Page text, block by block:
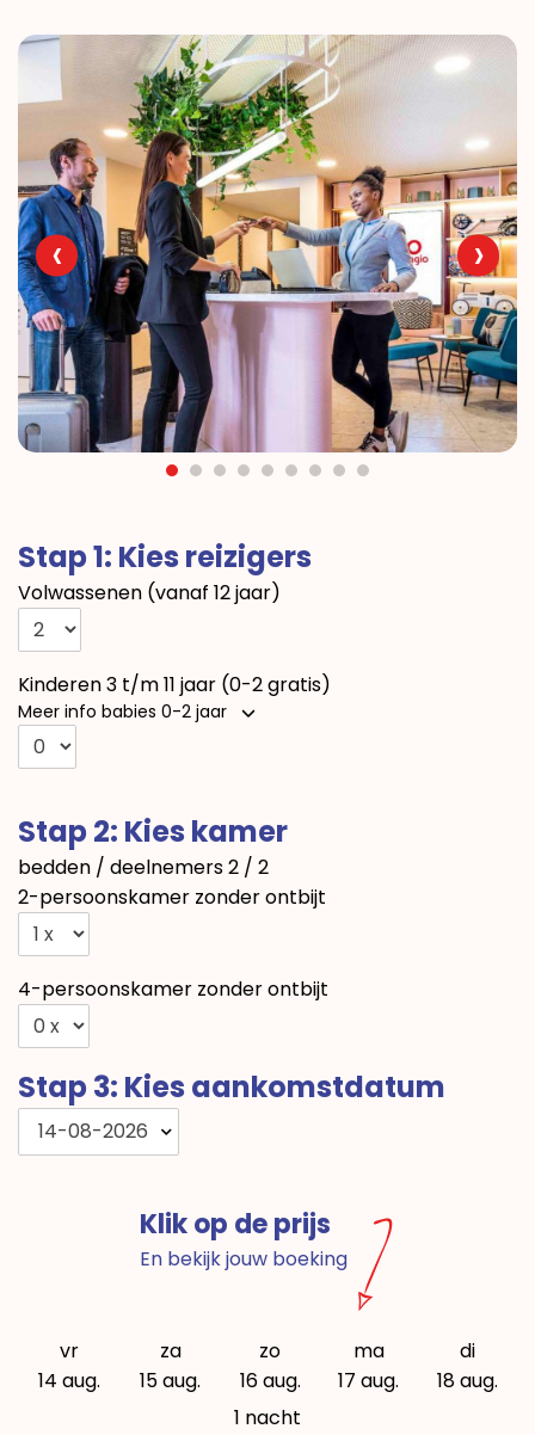
‹ ›
Stap 1: Kies reizigers
Volwassenen (vanaf 12 jaar)
Kinderen 3 t/m 11 jaar (0-2 gratis)
Meer info babies 0-2 jaar
Stap 2: Kies kamer
bedden / deelnemers2 / 2
2-persoonskamer zonder ontbijt
4-persoonskamer zonder ontbijt
Stap 3: Kies aankomstdatum
14-08-2026
Klik op de prijs
En bekijk jouw boeking
vr
14 aug.
za
15 aug.
zo
16 aug.
ma
17 aug.
di
18 aug.
1 nacht